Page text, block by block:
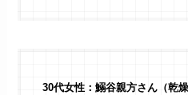
30代女性：鰯谷親方さん（乾燥